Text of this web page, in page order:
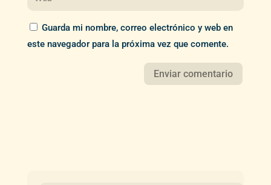
Guarda mi nombre, correo electrónico y web en
este navegador para la próxima vez que comente.